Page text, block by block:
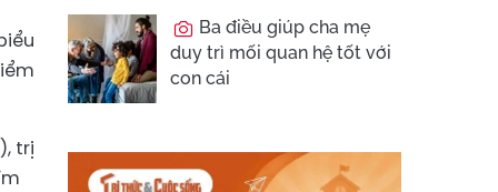
trị
Ba điều giúp cha mẹ
duy trì mối quan hệ tốt với
con cái